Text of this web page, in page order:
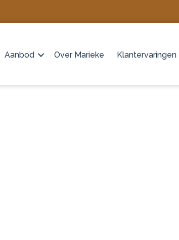
Aanbod Over Marieke Klantervaringen